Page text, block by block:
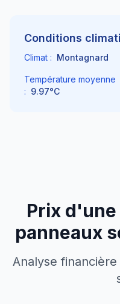
Conditions
Climat : Montagnard
Température moyenne
: 9.97°C
Prix
panneaux
Analyse